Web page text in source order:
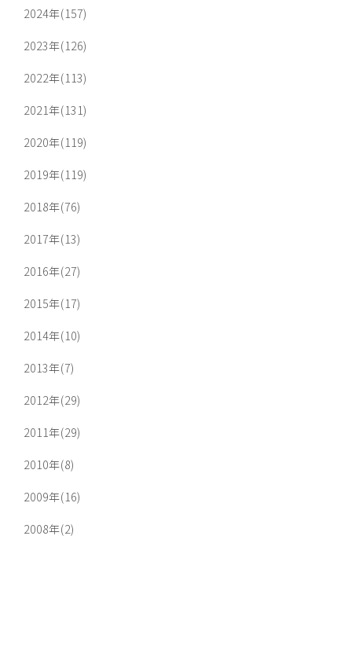
2024年(157)
2023年(126)
2022年(113)
2021年(131)
2020年(119)
2019年(119)
2018年(76)
2017年(13)
2016年(27)
2015年(17)
2014年(10)
2013年(7)
2012年(29)
2011年(29)
2010年(8)
2009年(16)
2008年(2)